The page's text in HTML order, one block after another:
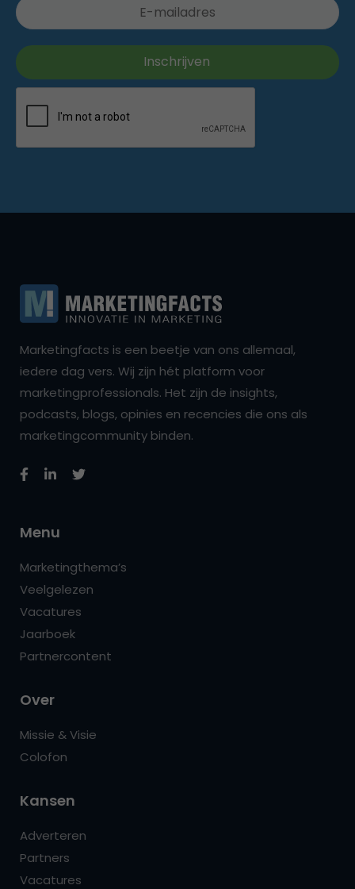
Marketingfacts is een beetje van ons allemaal,
iedere dag vers. Wij zijn hét platform voor
marketingprofessionals. Het zijn de insights,
podcasts, blogs, opinies en recencies die ons als
marketingcommunity binden.
Menu
Marketingthema’s
Veelgelezen
Vacatures
Jaarboek
Partnercontent
Over
Missie & Visie
Colofon
Kansen
Adverteren
Partners
Vacatures